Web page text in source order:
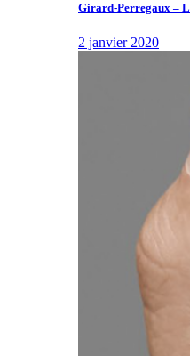
Girard-Perregaux –
2 janvier 2020